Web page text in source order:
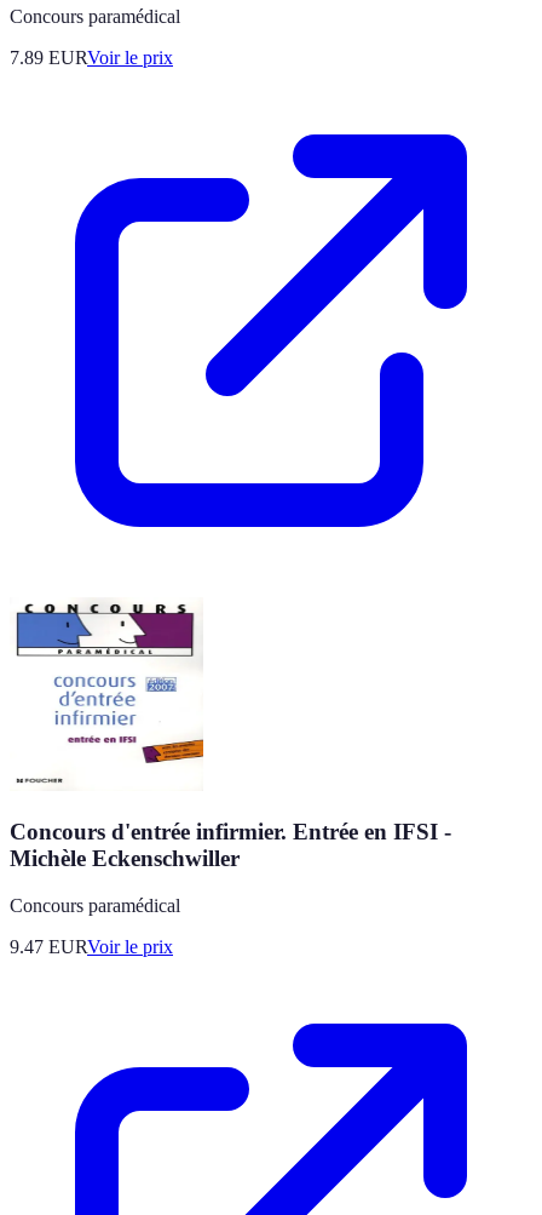
Concours paramédical
7.89 EURVoir le prix
Concours d'entrée infirmier. Entrée en IFSI -
Michèle Eckenschwiller
Concours paramédical
9.47 EURVoir le prix